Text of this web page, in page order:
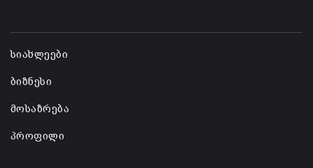
სიახლეები
ბიზნესი
მოსაზრება
პროფილი